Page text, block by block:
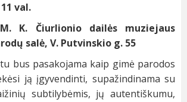
val.
K. Čiurlionio dailės muziejaus
salė, V. Putvinskio g. 55
bus pasakojama kaip gimė parodos
ją įgyvendinti, supažindinama su
subtilybėmis, jų autentiškumu,